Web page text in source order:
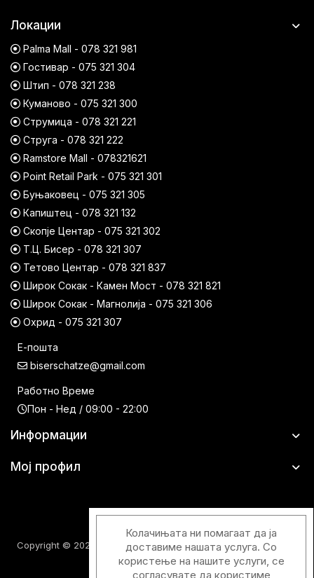
Локации
Palma Mall - 078 321 981
Гостивар - 075 321 304
Штип - 078 321 238
Куманово - 075 321 300
Струмица - 078 321 221
Струга - 078 321 222
Ramstore Mall - 078321621
Point Retail Park - 075 321 301
Буњаковец - 075 321 305
Капиштец - 078 321 132
Скопје Центар - 075 321 302
Т.Ц. Бисер - 078 321 307
Тетово Центар - 078 321 837
Широк Сокак - Камен Мост - 078 321 821
Широк Сокак - Магнолија - 075 321 306
Охрид - 075 321 307
Е-пошта
biserschatze@gmail.com
Работно Време
Пон - Нед / 09:00 - 22:00
Информации
Мој профил
Copyright © 2026 Шатци Парфимерии. Сите права задржани.
Колачињата ни помагаат да ја
доставиме нашата услуга. Со
користење на нашите услуги, се
согласувате да користиме